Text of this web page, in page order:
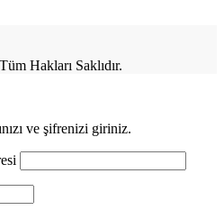
Hakları Saklıdır.
ve şifrenizi giriniz.